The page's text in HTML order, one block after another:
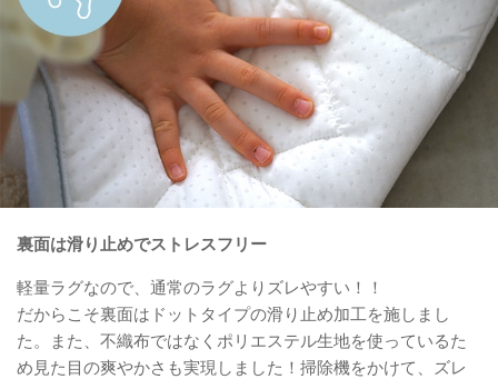
裏面は滑り止めでストレスフリー
軽量ラグなので、通常のラグよりズレやすい！！
だからこそ裏面はドットタイプの滑り止め加工を施しまし
た。また、不織布ではなくポリエステル生地を使っているた
め見た目の爽やかさも実現しました！掃除機をかけて、ズレ